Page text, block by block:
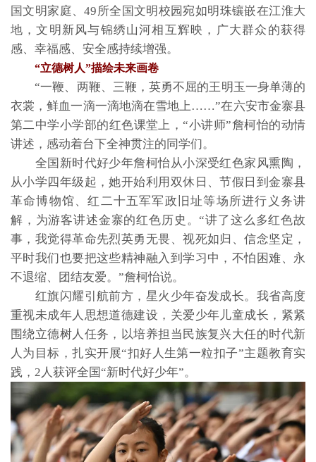
国文明家庭、49所全国文明校园宛如明珠镶嵌在江淮大
地，文明新风与锦绣山河相互辉映，广大群众的获得
感、幸福感、安全感持续增强。
“立德树人”描绘未来画卷
“一鞭、两鞭、三鞭，英勇不屈的王明玉一身单薄的
衣裳，鲜血一滴一滴地滴在雪地上……”在六安市金寨县
第二中学小学部的红色课堂上，“小讲师”詹柯怡的动情
讲述，感动着台下全神贯注的同学们。
全国新时代好少年詹柯怡从小深受红色家风熏陶，
从小学四年级起，她开始利用双休日、节假日到金寨县
革命博物馆、红二十五军军政旧址等场所进行义务讲
解，为游客讲述金寨的红色历史。“讲了这么多红色故
事，我觉得革命先烈英勇无畏、视死如归、信念坚定，
平时我们也要把这些精神融入到学习中，不怕困难、永
不退缩、团结友爱。”詹柯怡说。
红旗闪耀引航前方，星火少年奋发成长。我省高度
重视未成年人思想道德建设，关爱少年儿童成长，紧紧
围绕立德树人任务，以培养担当民族复兴大任的时代新
人为目标，扎实开展“扣好人生第一粒扣子”主题教育实
践，2人获评全国“新时代好少年”。